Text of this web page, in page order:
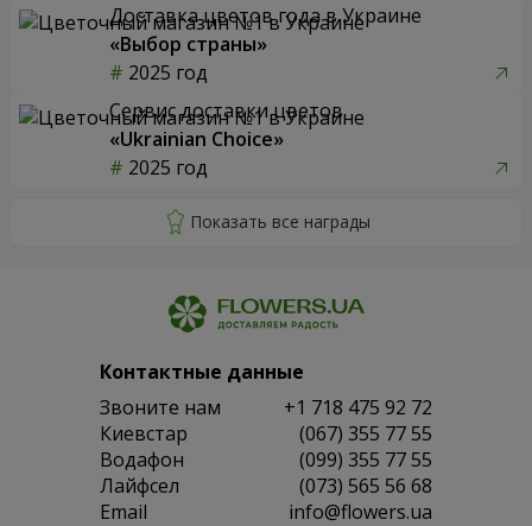
Доставка цветов года в Украине
«Выбор страны»
2025 год
Сервис доставки цветов
«Ukrainian Choice»
2025 год
Контактные данные
Звоните нам
+1 718 475 92 72
Киевстар
(067) 355 77 55
Водафон
(099) 355 77 55
Лайфсел
(073) 565 56 68
Email
info@flowers.ua